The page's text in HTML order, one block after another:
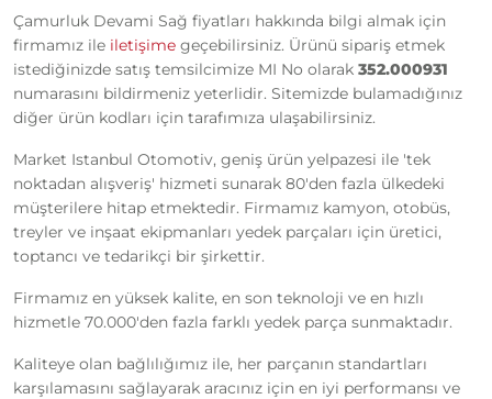
Çamurluk Devami Sağ fiyatları hakkında bilgi almak için
firmamız ile iletişime geçebilirsiniz. Ürünü sipariş etmek
istediğinizde satış temsilcimize MI No olarak 352.000931
numarasını bildirmeniz yeterlidir. Sitemizde bulamadığınız
diğer ürün kodları için tarafımıza ulaşabilirsiniz.
Market Istanbul Otomotiv, geniş ürün yelpazesi ile 'tek
noktadan alışveriş' hizmeti sunarak 80'den fazla ülkedeki
müşterilere hitap etmektedir. Firmamız kamyon, otobüs,
treyler ve inşaat ekipmanları yedek parçaları için üretici,
toptancı ve tedarikçi bir şirkettir.
Firmamız en yüksek kalite, en son teknoloji ve en hızlı
hizmetle 70.000'den fazla farklı yedek parça sunmaktadır.
Kaliteye olan bağlılığımız ile, her parçanın standartları
karşılamasını sağlayarak aracınız için en iyi performansı ve